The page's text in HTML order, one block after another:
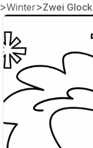
>Winter>Zwei